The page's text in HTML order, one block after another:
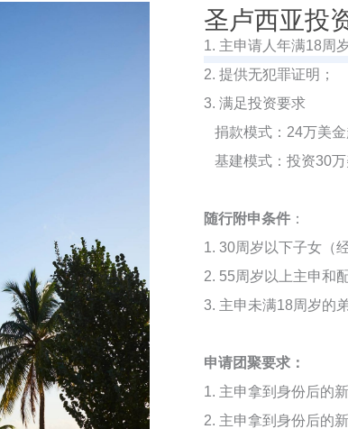
圣卢西亚投
1. 主申请人年满18周岁
2. 提供无犯罪证明；
3. 满足投资要求
捐款模式：24万美
基建模式：投资30
随行附申条件 ：
1. 30周岁以下子女（
2. 55周岁以上主申和
3. 主申未满18周岁的
申请团聚要求：
1. 主申拿到身份后的
2. 主申拿到身份后的